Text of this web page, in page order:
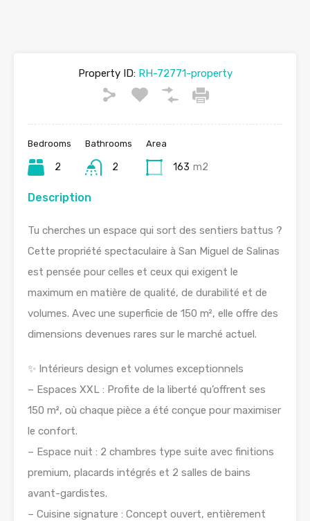
Property ID:RH-72771-property
Bedrooms
2
Bathrooms
2
Area
163 m2
Description
Tu cherches un espace qui sort des sentiers battus ?
Cette propriété spectaculaire à San Miguel de Salinas
est pensée pour celles et ceux qui exigent le
maximum en matière de qualité, de durabilité et de
volumes. Avec une superficie de 150 m², elle offre des
dimensions devenues rares sur le marché actuel.
✨ Intérieurs design et volumes exceptionnels
– Espaces XXL : Profite de la liberté qu’offrent ses
150 m², où chaque pièce a été conçue pour maximiser
le confort.
– Espace nuit : 2 chambres type suite avec finitions
premium, placards intégrés et 2 salles de bains
avant-gardistes.
– Cuisine signature : Concept ouvert, entièrement